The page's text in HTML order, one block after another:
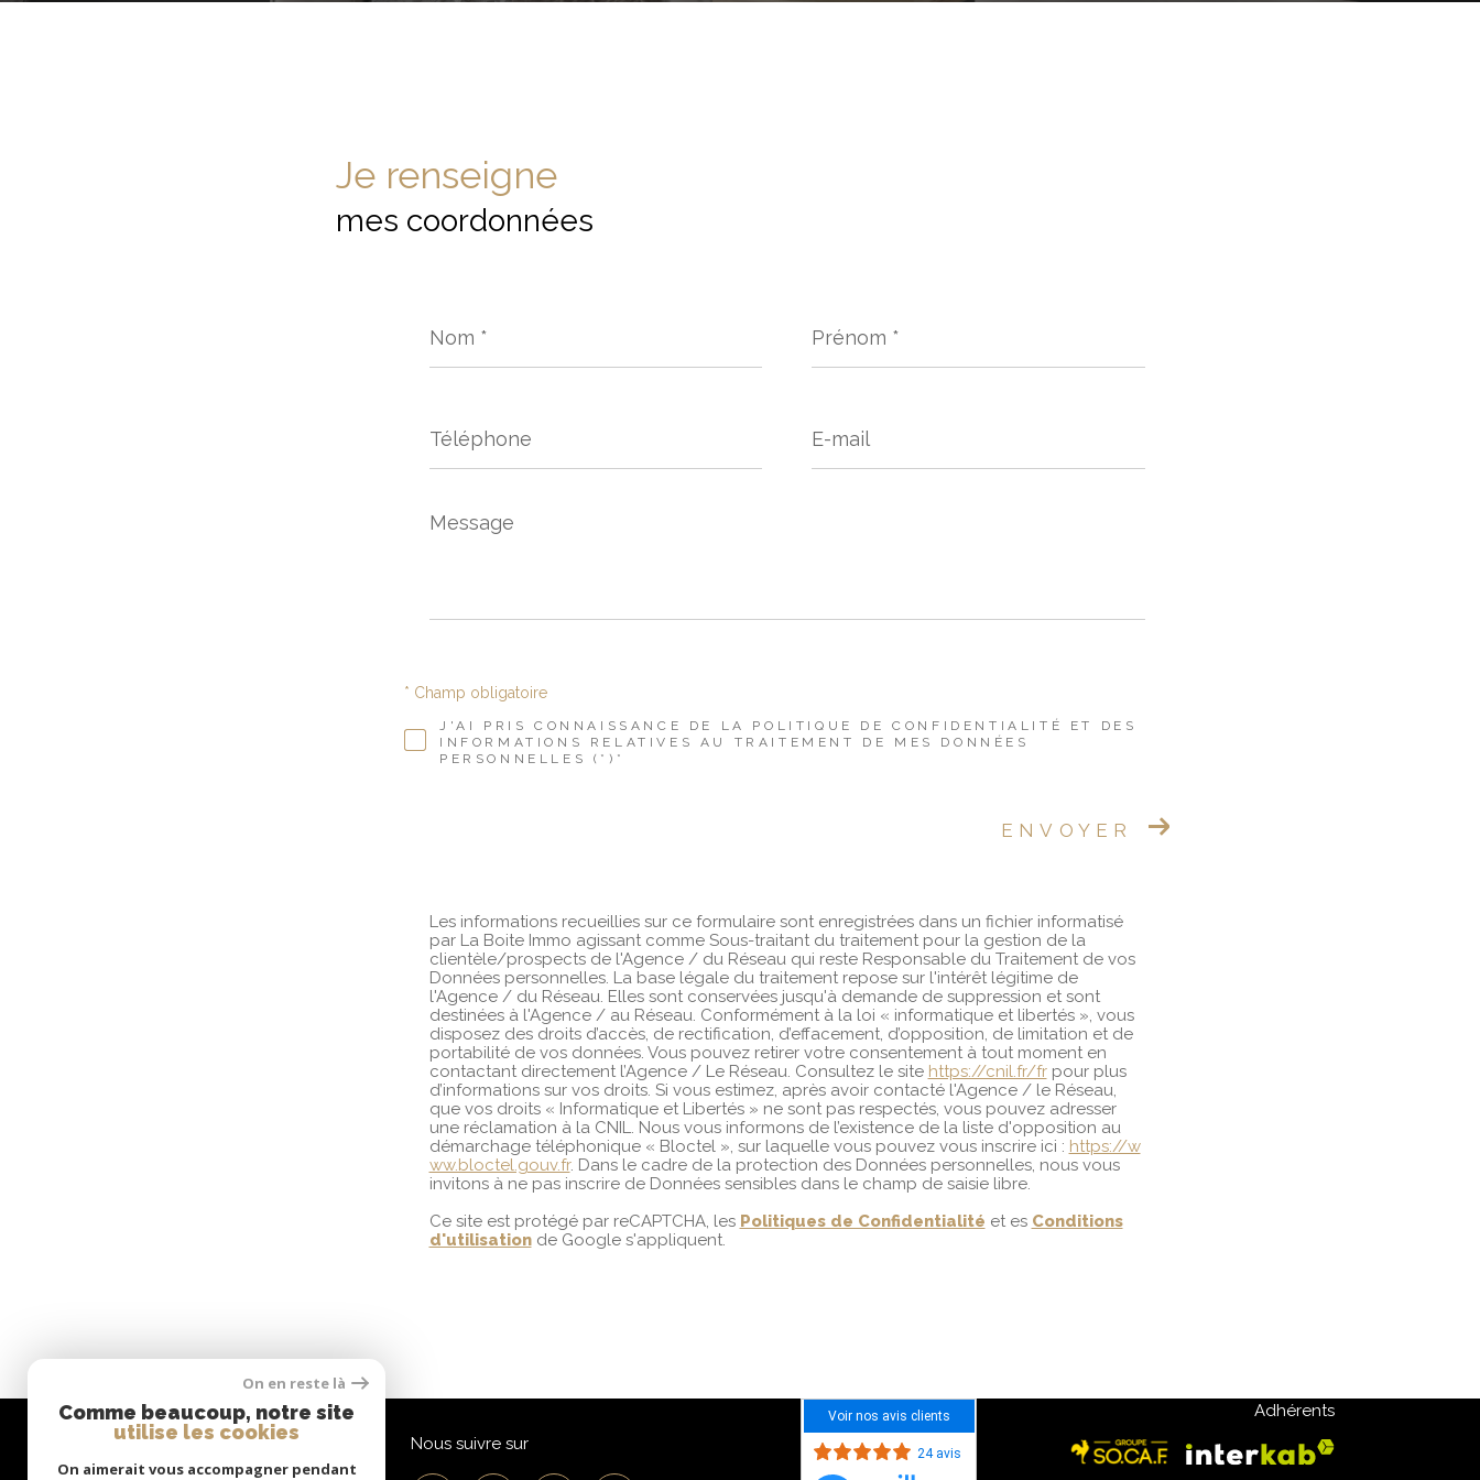
Je renseigne
mes coordonnées
*
*
mail
Message
J'AI PRIS CONNAISSANCE DE LA POLITIQUE DE CONFIDENTIALITÉ ET DES
INFORMATIONS RELATIVES AU TRAITEMENT DE MES DONNÉES
PERSONNELLES (*)*
* Champ obligatoire
ENVOYER
Les informations recueillies sur ce formulaire sont enregistrées dans un fichier informatisé
par La Boite Immo agissant comme Sous-traitant du traitement pour la gestion de la
clientèle/prospects de l'Agence / du Réseau qui reste Responsable du Traitement de vos
Données personnelles. La base légale du traitement repose sur l'intérêt légitime de
l'Agence / du Réseau. Elles sont conservées jusqu'à demande de suppression et sont
destinées à l'Agence / au Réseau. Conformément à la loi « informatique et libertés », vous
disposez des droits d’accès, de rectification, d’effacement, d’opposition, de limitation et de
portabilité de vos données. Vous pouvez retirer votre consentement à tout moment en
contactant directement l’Agence / Le Réseau. Consultez le site https://cnil.fr/frpour plus
d’informations sur vos droits. Si vous estimez, après avoir contacté l'Agence / le Réseau,
que vos droits « Informatique et Libertés » ne sont pas respectés, vous pouvez adresser
une réclamation à la CNIL. Nous vous informons de l’existence de la liste d'opposition au
démarchage téléphonique « Bloctel », sur laquelle vous pouvez vous inscrire ici : https://w
ww.bloctel.gouv.fr. Dans le cadre de la protection des Données personnelles, nous vous
invitons à ne pas inscrire de Données sensibles dans le champ de saisie libre.
Ce site est protégé par reCAPTCHA, les Politiques de Confidentialité et es Conditions
d'utilisationde Google s'appliquent.
AG2S Immobilier Nous suivre sur
Voir nos avis clients
24 avis
Adhérents
On en reste là
Comme beaucoup, notre site
utilise les cookies
On aimerait vous accompagner pendant